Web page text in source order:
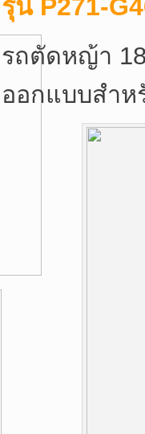
รุ่น P271-
รถตัดหญ้า
ออกแบบสำ